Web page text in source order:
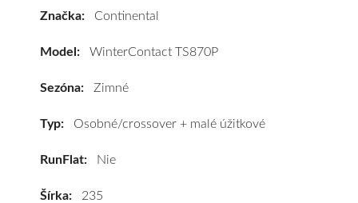
WinterContact
(XL)*
Značka: Continental
Model: WinterContact TS870P
Sezóna: Zimné
Typ: Osobné/crossover + malé úžitkové
RunFlat: Nie
Šírka: 235